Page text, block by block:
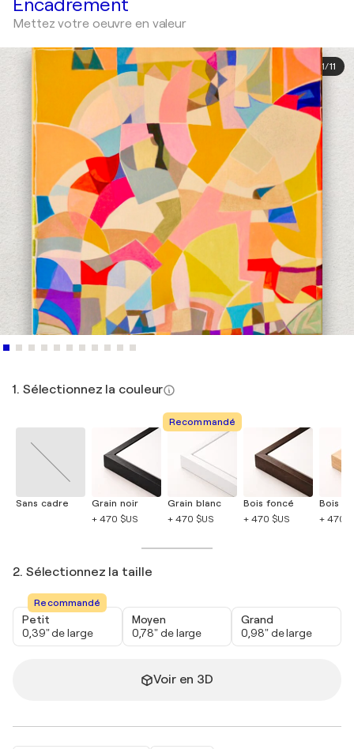
Encadrement
Mettez votre oeuvre en valeur
1/11
1. Sélectionnez la couleur
Sans cadre
Grain noir
+ 470 $US
Recommandé
Grain blanc
+ 470 $US
Bois foncé
+ 470 $US
Bois
+ 470
2. Sélectionnez la taille
Recommandé
Petit
0,39" de large
Moyen
0,78" de large
Grand
0,98" de large
Voir en 3D